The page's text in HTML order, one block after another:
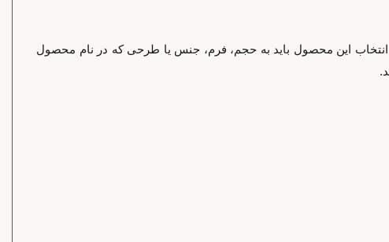
انتخاب این محصول باید به حجم، فرم، جنس یا طرحی که در نام محصول